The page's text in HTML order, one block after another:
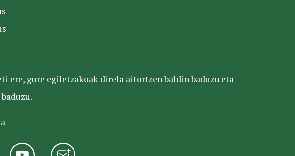
ere, gure egiletzakoak direla aitortzen baldin baduzu eta